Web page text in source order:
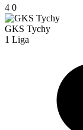
4 0
GKS Tychy
1 Liga